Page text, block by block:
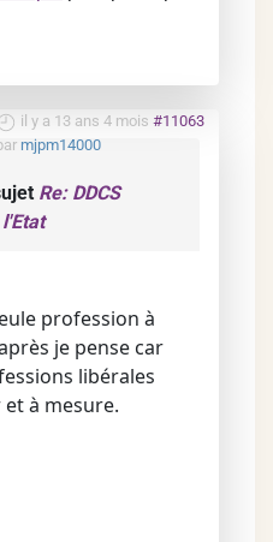
il y a 13 ans 4 mois #11063
mjpm14000
Re: DDCS
profession à
je pense car
libérales
à mesure.